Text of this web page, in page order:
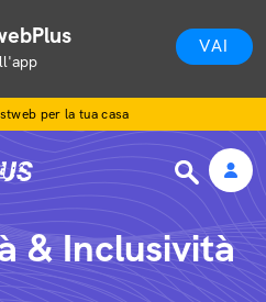
VAI
per la tua casa
& Inclusività